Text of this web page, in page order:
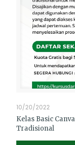
10/20/2022
Kelas Basic
Tradisional